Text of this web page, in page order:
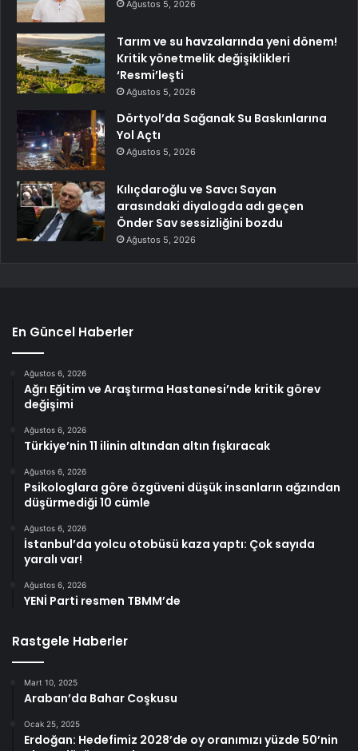
Ağustos 5, 2026
Tarım ve su havzalarında yeni dönem!
Kritik yönetmelik değişiklikleri
‘Resmi’leşti
Ağustos 5, 2026
Dörtyol’da Sağanak Su Baskınlarına
Yol Açtı
Ağustos 5, 2026
Kılıçdaroğlu ve Savcı Sayan
arasındaki diyalogda adı geçen
Önder Sav sessizliğini bozdu
Ağustos 5, 2026
En Güncel Haberler
Ağustos 6, 2026
Ağrı Eğitim ve Araştırma Hastanesi’nde kritik görev
değişimi
Ağustos 6, 2026
Türkiye’nin 11 ilinin altından altın fışkıracak
Ağustos 6, 2026
Psikologlara göre özgüveni düşük insanların ağzından
düşürmediği 10 cümle
Ağustos 6, 2026
İstanbul’da yolcu otobüsü kaza yaptı: Çok sayıda
yaralı var!
Ağustos 6, 2026
YENİ Parti resmen TBMM’de
Rastgele Haberler
Mart 10, 2025
Araban’da Bahar Coşkusu
Ocak 25, 2025
Erdoğan: Hedefimiz 2028’de oy oranımızı yüzde 50’nin